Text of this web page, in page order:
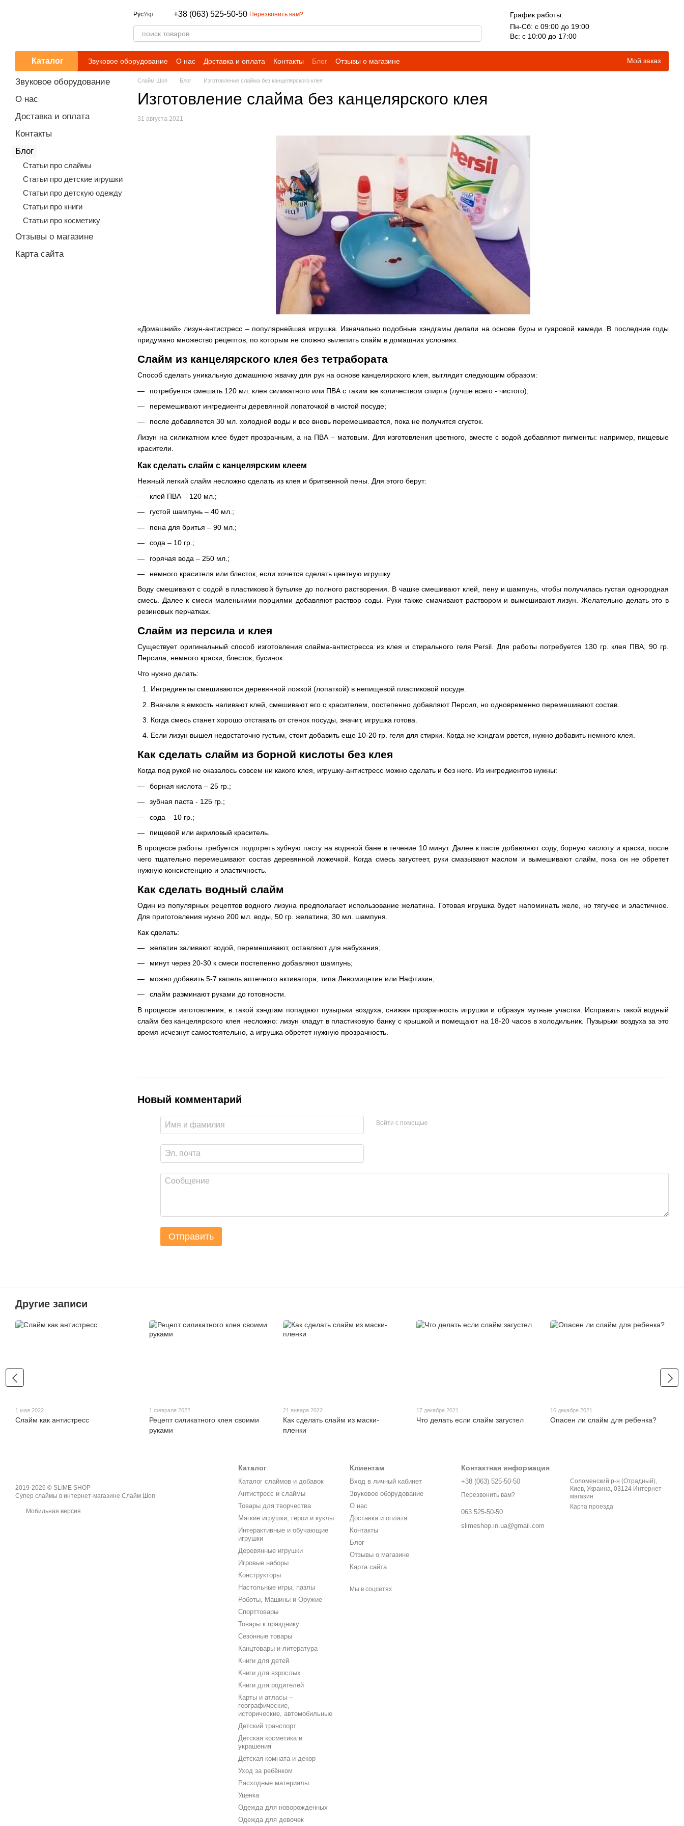
РусУкр +38 (063) 525-50-50 Перезвонить вам?
График работы:
Пн-Сб: с 09:00 до 19:00
Вс: с 10:00 до 17:00
Каталог Звуковое оборудование О нас Доставка и оплата Контакты Блог Отзывы о магазине Мой заказ
Слайм Шоп Блог Изготовление слайма без канцелярского клея
Изготовление слайма без канцелярского клея
31 августа 2021
«Домашний» лизун-антистресс – популярнейшая игрушка. Изначально подобные хэндгамы делали на основе буры и гуаровой камеди. В последние годы
придумано множество рецептов, по которым не сложно вылепить слайм в домашних условиях.
Слайм из канцелярского клея без тетрабората
Способ сделать уникальную домашнюю жвачку для рук на основе канцелярского клея, выглядит следующим образом:
потребуется смешать 120 мл. клея силикатного или ПВА с таким же количеством спирта (лучше всего - чистого);
перемешивают ингредиенты деревянной лопаточкой в чистой посуде;
после добавляется 30 мл. холодной воды и все вновь перемешивается, пока не получится сгусток.
Лизун на силикатном клее будет прозрачным, а на ПВА – матовым. Для изготовления цветного, вместе с водой добавляют пигменты: например, пищевые
красители.
Как сделать слайм с канцелярским клеем
Нежный легкий слайм несложно сделать из клея и бритвенной пены. Для этого берут:
клей ПВА – 120 мл.;
густой шампунь – 40 мл.;
пена для бритья – 90 мл.;
сода – 10 гр.;
горячая вода – 250 мл.;
немного красителя или блесток, если хочется сделать цветную игрушку.
Воду смешивают с содой в пластиковой бутылке до полного растворения. В чашке смешивают клей, пену и шампунь, чтобы получилась густая однородная
смесь. Далее к смеси маленькими порциями добавляют раствор соды. Руки также смачивают раствором и вымешивают лизун. Желательно делать это в
резиновых перчатках.
Слайм из персила и клея
Существует оригинальный способ изготовления слайма-антистресса из клея и стирального геля Persil. Для работы потребуется 130 гр. клея ПВА, 90 гр.
Персила, немного краски, блесток, бусинок.
Что нужно делать:
Ингредиенты смешиваются деревянной ложкой (лопаткой) в непищевой пластиковой посуде.
Вначале в емкость наливают клей, смешивают его с красителем, постепенно добавляют Персил, но одновременно перемешивают состав.
Когда смесь станет хорошо отставать от стенок посуды, значит, игрушка готова.
Если лизун вышел недостаточно густым, стоит добавить еще 10-20 гр. геля для стирки. Когда же хэндгам рвется, нужно добавить немного клея.
Как сделать слайм из борной кислоты без клея
Когда под рукой не оказалось совсем ни какого клея, игрушку-антистресс можно сделать и без него. Из ингредиентов нужны:
борная кислота – 25 гр.;
зубная паста - 125 гр.;
сода – 10 гр.;
пищевой или акриловый краситель.
В процессе работы требуется подогреть зубную пасту на водяной бане в течение 10 минут. Далее к пасте добавляют соду, борную кислоту и краски, после
чего тщательно перемешивают состав деревянной ложечкой. Когда смесь загустеет, руки смазывают маслом и вымешивают слайм, пока он не обретет
нужную консистенцию и эластичность.
Как сделать водный слайм
Один из популярных рецептов водного лизуна предполагает использование желатина. Готовая игрушка будет напоминать желе, но тягучее и эластичное.
Для приготовления нужно 200 мл. воды, 50 гр. желатина, 30 мл. шампуня.
Как сделать:
желатин заливают водой, перемешивают, оставляют для набухания;
минут через 20-30 к смеси постепенно добавляют шампунь;
можно добавить 5-7 капель аптечного активатора, типа Левомицетин или Нафтизин;
слайм разминают руками до готовности.
В процессе изготовления, в такой хэндгам попадают пузырьки воздуха, снижая прозрачность игрушки и образуя мутные участки. Исправить такой водный
слайм без канцелярского клея несложно: лизун кладут в пластиковую банку с крышкой и помещают на 18-20 часов в холодильник. Пузырьки воздуха за это
время исчезнут самостоятельно, а игрушка обретет нужную прозрачность.
Новый комментарий
Войти с помощью
Отправить
Звуковое оборудование
О нас
Доставка и оплата
Контакты
Блог
Статьи про слаймы
Статьи про детские игрушки
Статьи про детскую одежду
Статьи про книги
Статьи про косметику
Отзывы о магазине
Карта сайта
Другие записи
1 мая 2022
Слайм как антистресс
1 февраля 2022
Рецепт силикатного клея своими
руками
21 января 2022
Как сделать слайм из маски-
пленки
17 декабря 2021
Что делать если слайм загустел
16 декабря 2021
Опасен ли слайм для ребенка?
2019-2026 © SLIME SHOP
Супер слаймы в интернет-магазине Слайм Шоп
Мобильная версия
Каталог
Каталог слаймов и добавок
Антистресс и слаймы
Товары для творчества
Мягкие игрушки, герои и куклы
Интерактивные и обучающие
игрушки
Деревянные игрушки
Игровые наборы
Конструкторы
Настольные игры, пазлы
Роботы, Машины и Оружие
Спорттовары
Товары к празднику
Сезонные товары
Канцтовары и литература
Книги для детей
Книги для взрослых
Книги для родителей
Карты и атласы –
географические,
исторические, автомобильные
Детский транспорт
Детская косметика и
украшения
Детская комната и декор
Уход за ребёнком
Расходные материалы
Уценка
Одежда для новорожденных
Одежда для девочек
Клиентам
Вход в личный кабинет
Звуковое оборудование
О нас
Доставка и оплата
Контакты
Блог
Отзывы о магазине
Карта сайта
Мы в соцсетях
Контактная информация
+38 (063) 525-50-50
Перезвонить вам?
063 525-50-50
slimeshop.in.ua@gmail.com
Соломенский р-н (Отрадный),
Киев, Украина, 03124 Интернет-
магазин
Карта проезда